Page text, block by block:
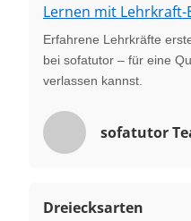
Lernen mit Lehrkraft-
Erfahrene Lehrkräfte
bei sofatutor – für eine
verlassen kannst.
sofatutor
Dreiecksarten